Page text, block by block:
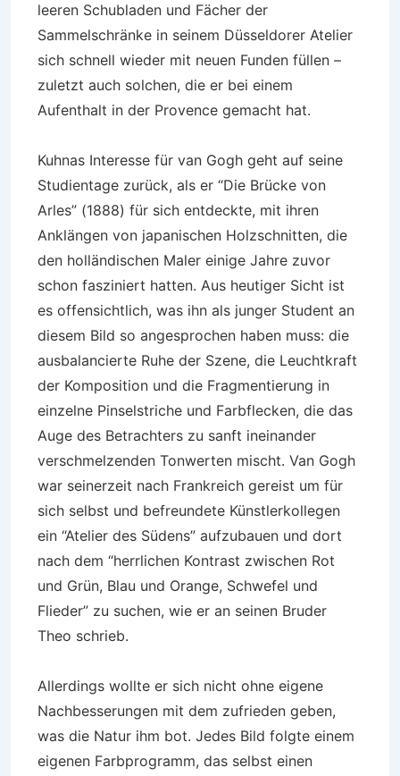
leeren Schubladen und Fächer der
Sammelschränke in seinem Düsseldorer Atelier
sich schnell wieder mit neuen Funden füllen –
zuletzt auch solchen, die er bei einem
Aufenthalt in der Provence gemacht hat.
Kuhnas Interesse für van Gogh geht auf seine
Studientage zurück, als er “Die Brücke von
Arles” (1888) für sich entdeckte, mit ihren
Anklängen von japanischen Holzschnitten, die
den holländischen Maler einige Jahre zuvor
schon fasziniert hatten. Aus heutiger Sicht ist
es offensichtlich, was ihn als junger Student an
diesem Bild so angesprochen haben muss: die
ausbalancierte Ruhe der Szene, die Leuchtkraft
der Komposition und die Fragmentierung in
einzelne Pinselstriche und Farbflecken, die das
Auge des Betrachters zu sanft ineinander
verschmelzenden Tonwerten mischt. Van Gogh
war seinerzeit nach Frankreich gereist um für
sich selbst und befreundete Künstlerkollegen
ein “Atelier des Südens” aufzubauen und dort
nach dem “herrlichen Kontrast zwischen Rot
und Grün, Blau und Orange, Schwefel und
Flieder” zu suchen, wie er an seinen Bruder
Theo schrieb.
Allerdings wollte er sich nicht ohne eigene
Nachbesserungen mit dem zufrieden geben,
was die Natur ihm bot. Jedes Bild folgte einem
eigenen Farbprogramm, das selbst einen